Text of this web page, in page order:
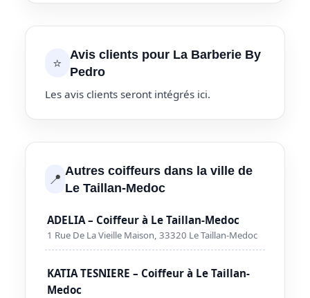
⭐
Avis clients pour La Barberie By
Pedro
Les avis clients seront intégrés ici.
📍 Autres coiffeurs dans la ville de
Le Taillan-Medoc
ADELIA – Coiffeur à Le Taillan-Medoc
1 Rue De La Vieille Maison, 33320 Le Taillan-Medoc
KATIA TESNIERE – Coiffeur à Le Taillan-
Medoc